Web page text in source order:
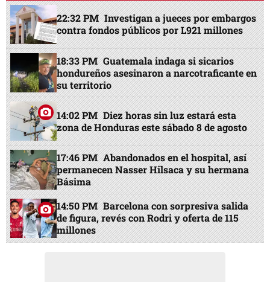
22:32 PM Investigan a jueces por embargos
contra fondos públicos por L921 millones
18:33 PM Guatemala indaga si sicarios
hondureños asesinaron a narcotraficante en
su territorio
14:02 PM Diez horas sin luz estará esta
zona de Honduras este sábado 8 de agosto
17:46 PM Abandonados en el hospital, así
permanecen Nasser Hilsaca y su hermana
Básima
14:50 PM Barcelona con sorpresiva salida
de figura, revés con Rodri y oferta de 115
millones